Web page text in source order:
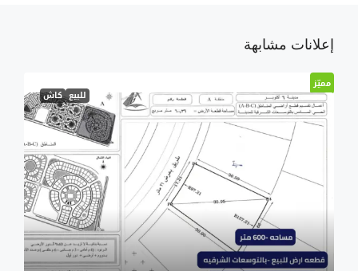
إعلانات مشابهة
مميّز
للبيع كاش